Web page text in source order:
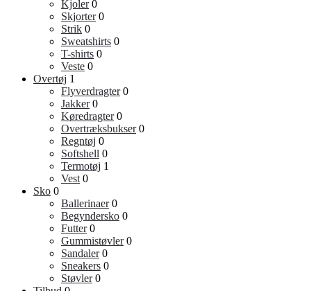
Kjoler 0
Skjorter 0
Strik 0
Sweatshirts 0
T-shirts 0
Veste 0
Overtøj 1
Flyverdragter 0
Jakker 0
Køredragter 0
Overtræksbukser 0
Regntøj 0
Softshell 0
Termotøj 1
Vest 0
Sko 0
Ballerinaer 0
Begyndersko 0
Futter 0
Gummistøvler 0
Sandaler 0
Sneakers 0
Støvler 0